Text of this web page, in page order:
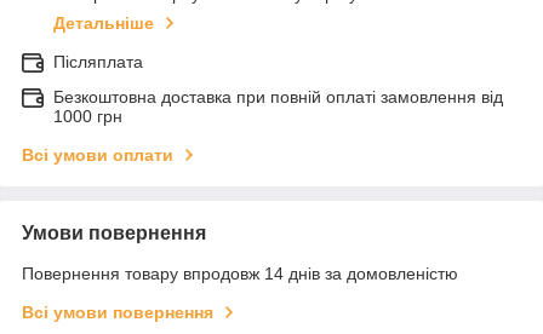
Детальніше
Післяплата
Безкоштовна доставка при повній оплаті замовлення від
1000 грн
Всі умови оплати
Умови повернення
Повернення товару впродовж 14 днів за домовленістю
Всі умови повернення